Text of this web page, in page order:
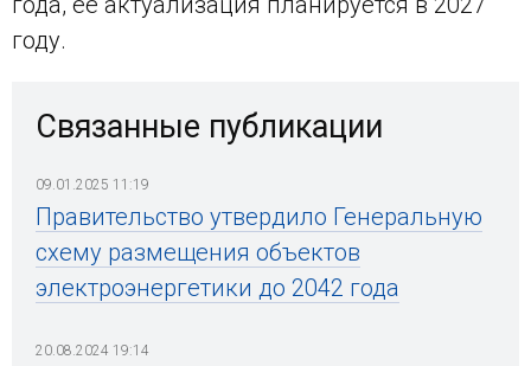
году.
Связанные публикации
09.01.2025 11:19
Правительство утвердило Генеральную
схему размещения объектов
электроэнергетики до 2042 года
20.08.2024 19:14